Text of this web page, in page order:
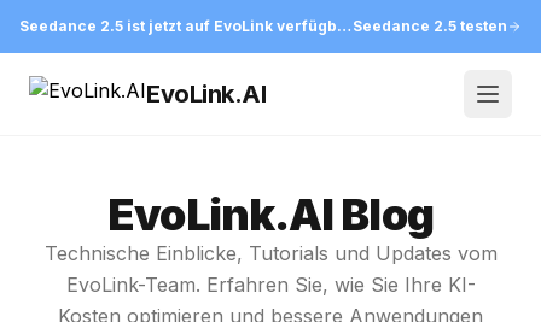
Seedance 2.5 ist jetzt auf EvoLink verfügbar Seedance 2.5 testen
EvoLink.AI
EvoLink.AI Blog
Technische Einblicke, Tutorials und Updates vom
EvoLink-Team. Erfahren Sie, wie Sie Ihre KI-
Kosten optimieren und bessere Anwendungen